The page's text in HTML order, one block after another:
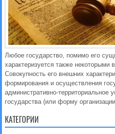
Любое государство, помимо его
характеризуется также некоторыми
Совокупность его внешних
формирования и осуществления
административно-территориальное
государства (или форму
КАТЕГОРИИ